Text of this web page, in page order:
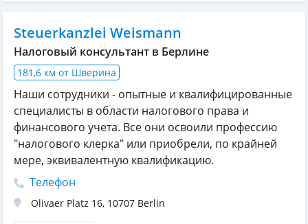
Steuerkanzlei Weismann
Налоговый консультант в Берлине
181,6 км от Шверина
Наши сотрудники - опытные и квалифицированные
специалисты в области налогового права и
финансового учета. Все они освоили профессию
"налогового клерка" или приобрели, по крайней
мере, эквивалентную квалификацию.
Телефон
Olivaer Platz 16, 10707 Berlin